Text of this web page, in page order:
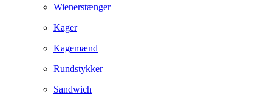
Wienerstænger
Kager
Kagemænd
Rundstykker
Sandwich